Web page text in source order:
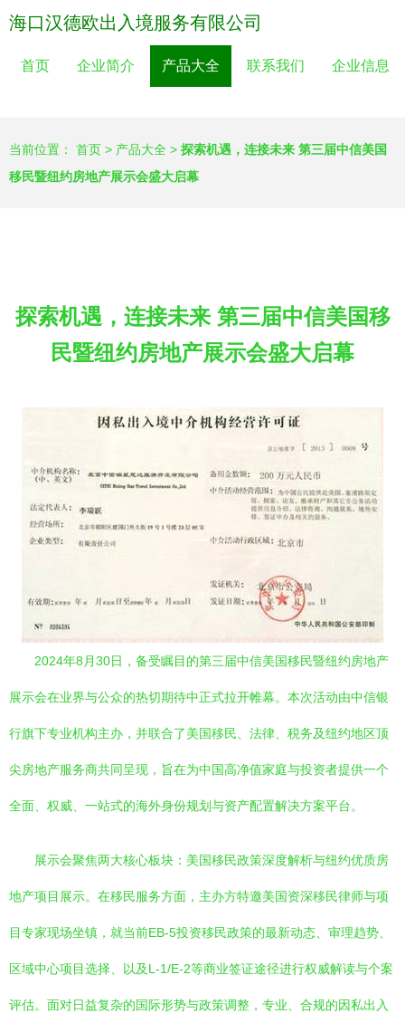
海口汉德欧出入境服务有限公司
首页 企业简介 产品大全 联系我们 企业信息
当前位置： 首页 > 产品大全 > 探索机遇，连接未来 第三届中信美国
移民暨纽约房地产展示会盛大启幕
探索机遇，连接未来 第三届中信美国移
民暨纽约房地产展示会盛大启幕
2024年8月30日，备受瞩目的第三届中信美国移民暨纽约房地产
展示会在业界与公众的热切期待中正式拉开帷幕。本次活动由中信银
行旗下专业机构主办，并联合了美国移民、法律、税务及纽约地区顶
尖房地产服务商共同呈现，旨在为中国高净值家庭与投资者提供一个
全面、权威、一站式的海外身份规划与资产配置解决方案平台。
展示会聚焦两大核心板块：美国移民政策深度解析与纽约优质房
地产项目展示。在移民服务方面，主办方特邀美国资深移民律师与项
目专家现场坐镇，就当前EB-5投资移民政策的最新动态、审理趋势、
区域中心项目选择、以及L-1/E-2等商业签证途径进行权威解读与个案
评估。面对日益复杂的国际形势与政策调整，专业、合规的因私出入